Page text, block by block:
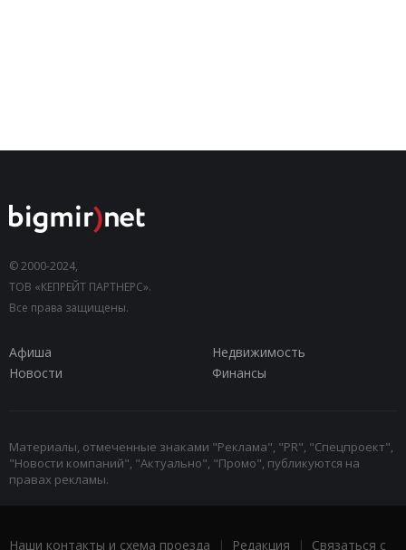
© 2000-2024,
ТОВ «КЕПРЕЙТ ПАРТНЕРС».
Все права защищены.
Афиша
Недвижимость
Новости
Финансы
Материалы, отмеченные знаками "Реклама", "PR", "Спецпроект",
"Новости компаний", "Актуально", "Промо", публикуются на
правах рекламы.
Наши контакты и схема проезда | Редакция | Связаться с